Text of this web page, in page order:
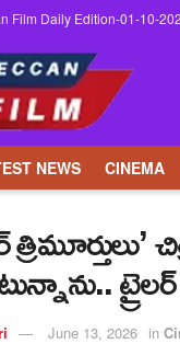
Film Daily Edition-01-10-
NEWS CINEMA
June 13, 2026 in